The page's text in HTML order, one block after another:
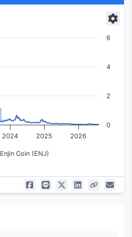
Enjin Coin (ENJ)
2024 2025 2026
0
2
4
6